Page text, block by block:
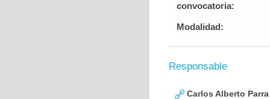
convocatoria:
Modalidad:
Responsable
Carlos Alberto